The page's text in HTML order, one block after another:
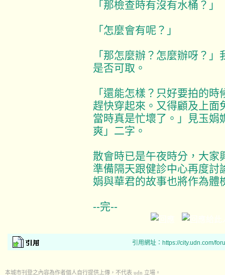
「那檢查時有沒有水桶？」
「怎麼會有呢？」
「那怎麼辦？怎麼辦呀？
是否可取。
「還能怎樣？只好要拍的
趕快穿起來。又得顧及上面
當時真是忙壞了。」見玉娟
爽」二字。
散會時已是午夜時分，大家
準備隔天跟健診中心再度討
娟與華君的故事也將作為
--完--
引用網址：https://city.udn.com/
本城市刊登之內容為作者個人自行提供上傳，不代表 udn 立場。